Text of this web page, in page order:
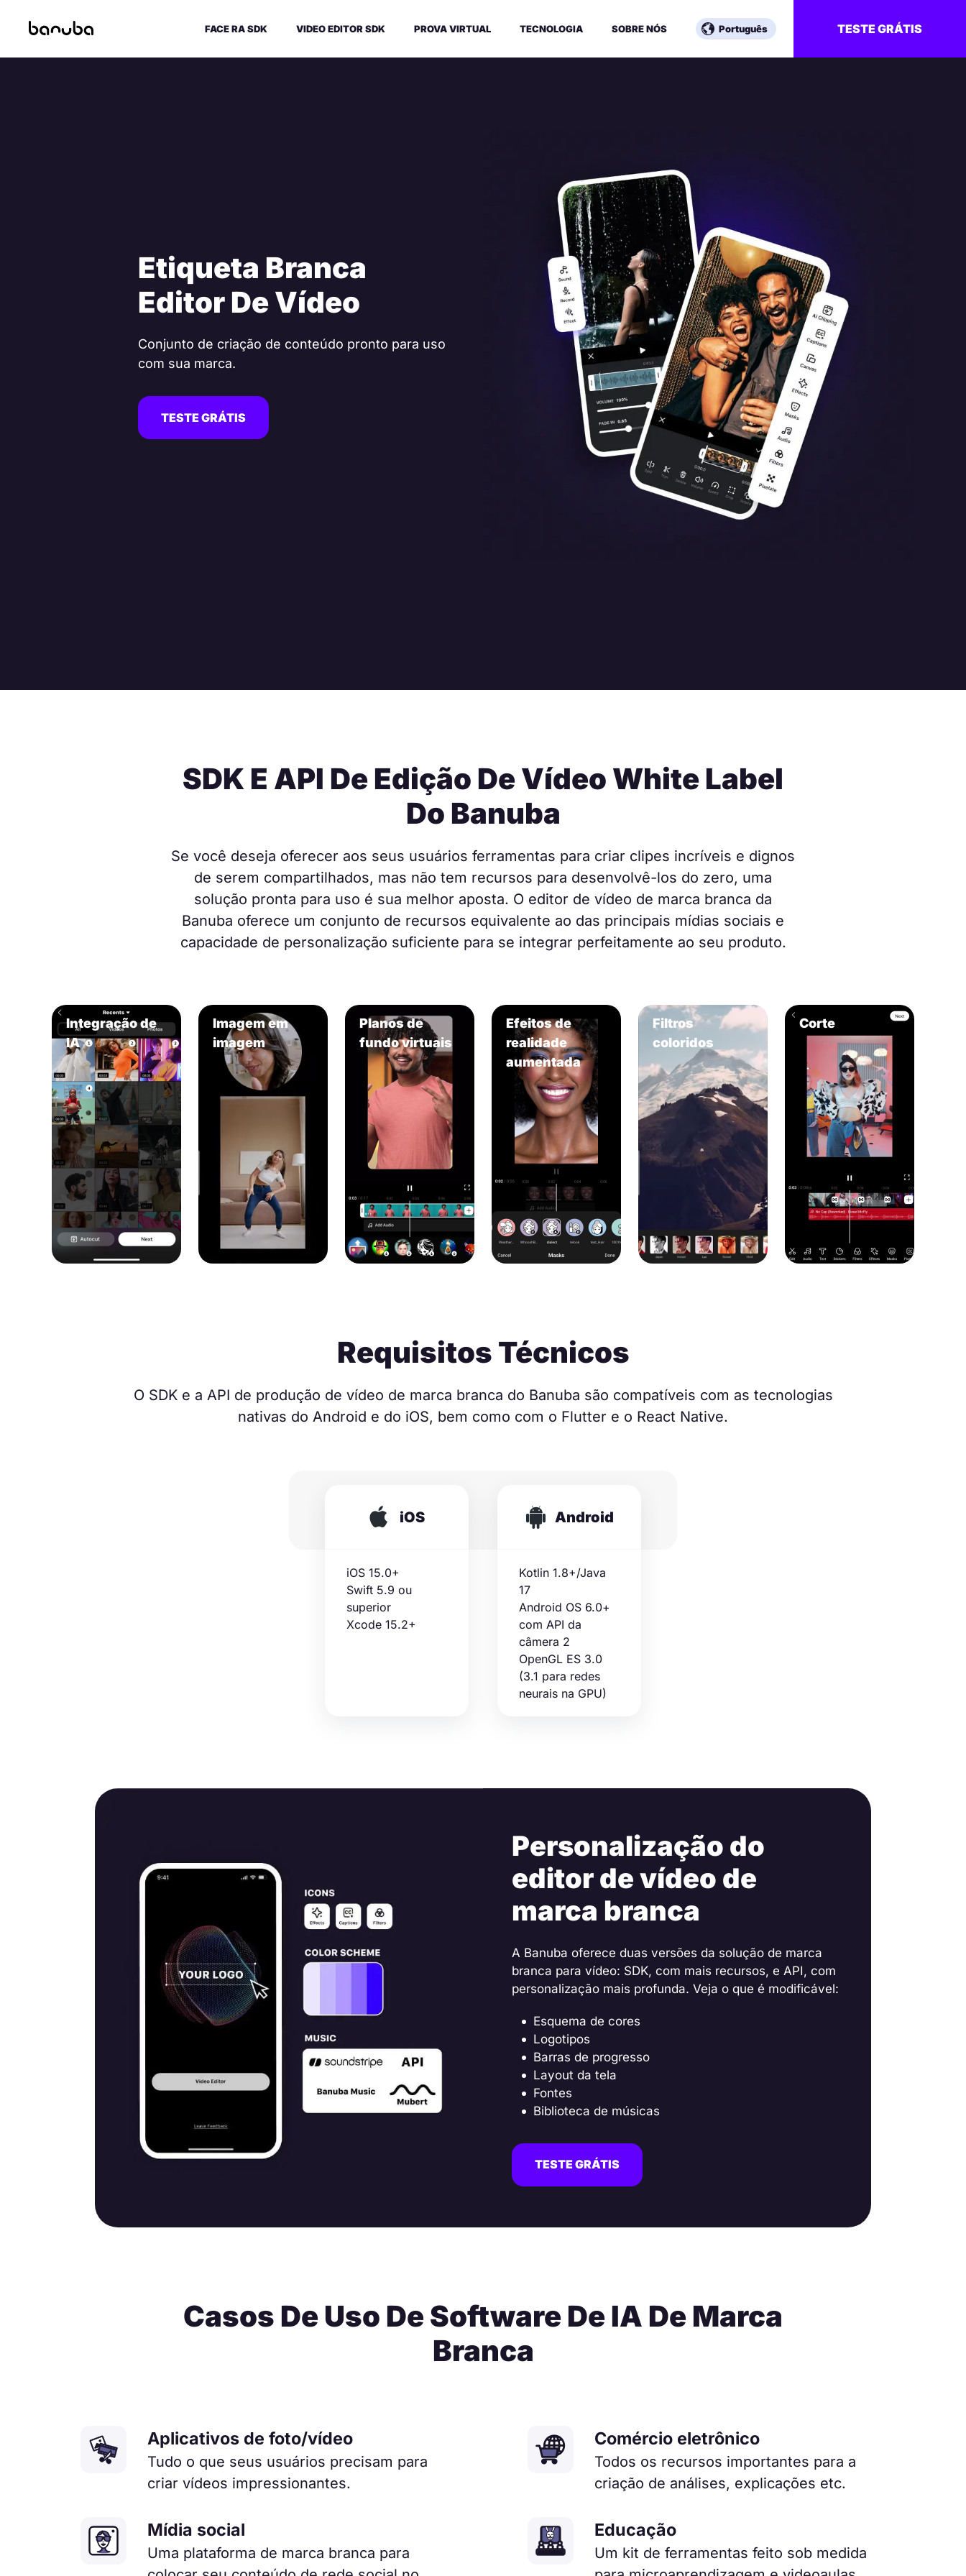
FACE RA SDK VIDEO EDITOR SDK PROVA VIRTUAL TECNOLOGIA SOBRE NÓS Português TESTE GRÁTIS
Etiqueta Branca
Editor De Vídeo
Conjunto de criação de conteúdo pronto para uso
com sua marca.
TESTE GRÁTIS
SDK E API De Edição De Vídeo White Label
Do Banuba
Se você deseja oferecer aos seus usuários ferramentas para criar clipes incríveis e dignos
de serem compartilhados, mas não tem recursos para desenvolvê-los do zero, uma
solução pronta para uso é sua melhor aposta. O editor de vídeo de marca branca da
Banuba oferece um conjunto de recursos equivalente ao das principais mídias sociais e
capacidade de personalização suficiente para se integrar perfeitamente ao seu produto.
Integração de
IA
Imagem em
imagem
Planos de
fundo virtuais
Efeitos de
realidade
aumentada
Filtros
coloridos
Corte
Requisitos Técnicos
O SDK e a API de produção de vídeo de marca branca do Banuba são compatíveis com as tecnologias
nativas do Android e do iOS, bem como com o Flutter e o React Native.
iOS
iOS 15.0+
Swift 5.9 ou
superior
Xcode 15.2+
Android
Kotlin 1.8+/Java
17
Android OS 6.0+
com API da
câmera 2
OpenGL ES 3.0
(3.1 para redes
neurais na GPU)
Personalização do
editor de vídeo de
marca branca
A Banuba oferece duas versões da solução de marca
branca para vídeo: SDK, com mais recursos, e API, com
personalização mais profunda. Veja o que é modificável:
Esquema de cores
Logotipos
Barras de progresso
Layout da tela
Fontes
Biblioteca de músicas
TESTE GRÁTIS
Casos De Uso De Software De IA De Marca
Branca
Aplicativos de foto/vídeo
Tudo o que seus usuários precisam para
criar vídeos impressionantes.
Comércio eletrônico
Todos os recursos importantes para a
criação de análises, explicações etc.
Mídia social
Uma plataforma de marca branca para
Educação
Um kit de ferramentas feito sob medida